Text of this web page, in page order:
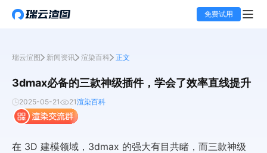
免费试用
瑞云渲图 新闻资讯 渲染百科 正文
3dmax必备的三款神级插件，学会了效率直线提升
2025-05-21 21渲染百科
在 3D 建模领域，3dmax 的强大有目共睹，而三款神级